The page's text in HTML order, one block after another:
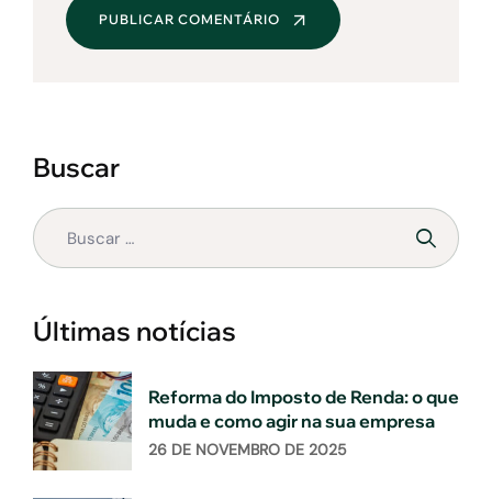
PUBLICAR COMENTÁRIO
Buscar
Últimas notícias
Reforma do Imposto de Renda: o que
muda e como agir na sua empresa
26 DE NOVEMBRO DE 2025